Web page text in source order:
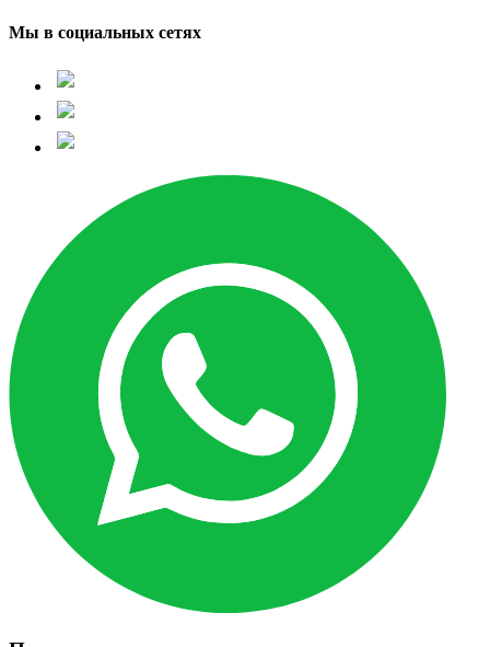
Мы в социальных сетях